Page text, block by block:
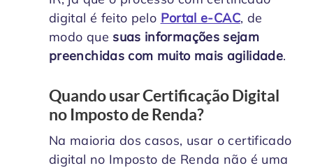
digital é feito pelo Portal e-CAC, de
modo que suas informações sejam
preenchidas com muito mais agilidade.
Quando usar Certificação Digital
no Imposto de Renda?
Na maioria dos casos, usar o certificado
digital no Imposto de Renda não é uma